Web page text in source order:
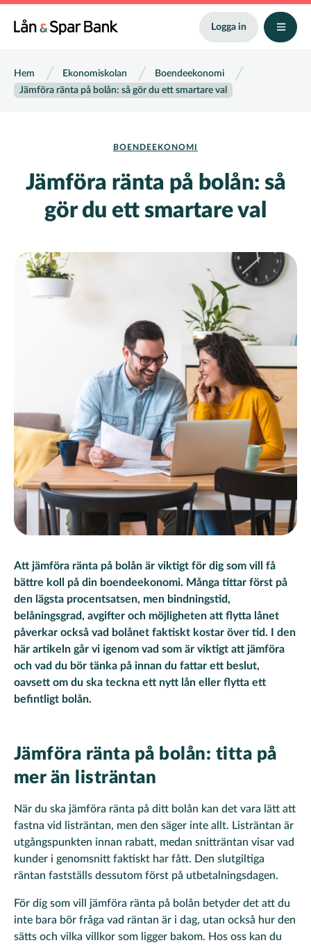
Hoppa
Logga in
Länkstig
Hem Ekonomiskolan
Boendeekonomi
Jämföra ränta på bolån: så gör du ett smartare val
BOENDEEKONOMI
Jämföra ränta på bolån: så
gör du ett smartare val
Att jämföra ränta på bolån är viktigt för dig som vill få
bättre koll på din boendeekonomi. Många tittar först på
den lägsta procentsatsen, men bindningstid,
belåningsgrad, avgifter och möjligheten att flytta lånet
påverkar också vad bolånet faktiskt kostar över tid. I den
här artikeln går vi igenom vad som är viktigt att jämföra
och vad du bör tänka på innan du fattar ett beslut,
oavsett om du ska teckna ett nytt lån eller flytta ett
befintligt bolån.
Jämföra ränta på bolån: titta på
mer än listräntan
När du ska jämföra ränta på ditt bolån kan det vara lätt att
fastna vid listräntan, men den säger inte allt. Listräntan är
utgångspunkten innan rabatt, medan snitträntan visar vad
kunder i genomsnitt faktiskt har fått. Den slutgiltiga
räntan fastställs dessutom först på utbetalningsdagen.
För dig som vill jämföra ränta på bolån betyder det att du
inte bara bör fråga vad räntan är i dag, utan också hur den
sätts och vilka villkor som ligger bakom. Hos oss kan du